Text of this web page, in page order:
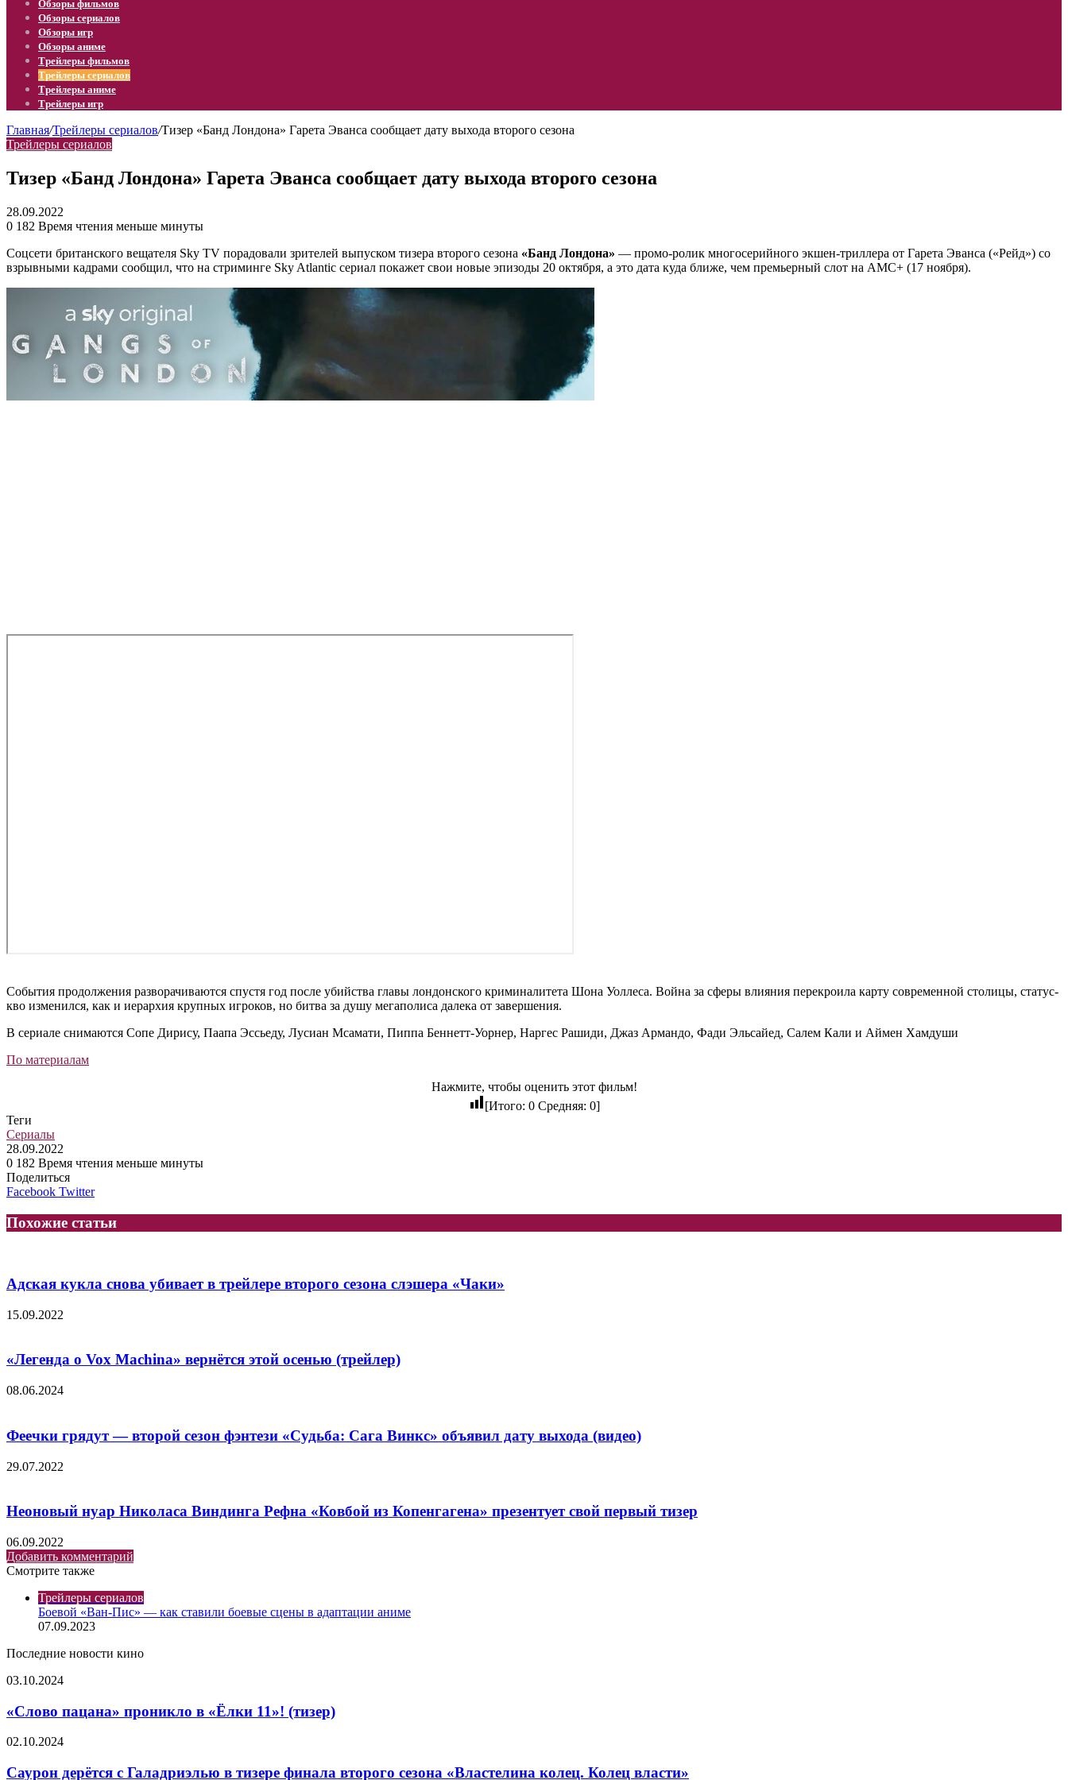
Обзоры фильмов
Обзоры сериалов
Обзоры игр
Обзоры аниме
Трейлеры фильмов
Трейлеры сериалов
Трейлеры аниме
Трейлеры игр
Главная/Трейлеры сериалов/Тизер «Банд Лондона» Гарета Эванса сообщает дату выхода второго сезона
Трейлеры сериалов
Тизер «Банд Лондона» Гарета Эванса сообщает дату выхода второго сезона
28.09.2022
0 182 Время чтения меньше минуты
Соцсети британского вещателя Sky TV порадовали зрителей выпуском тизера второго сезона «Банд Лондона» — промо-ролик многосерийного экшен-триллера от Гарета Эванса («Рейд») со
взрывными кадрами сообщил, что на стриминге Sky Atlantic сериал покажет свои новые эпизоды 20 октября, а это дата куда ближе, чем премьерный слот на AMC+ (17 ноября).
События продолжения разворачиваются спустя год после убийства главы лондонского криминалитета Шона Уоллеса. Война за сферы влияния перекроила карту современной столицы, статус-
кво изменился, как и иерархия крупных игроков, но битва за душу мегаполиса далека от завершения.
В сериале снимаются Сопе Дирису, Паапа Эссьеду, Лусиан Мсамати, Пиппа Беннетт-Уорнер, Наргес Рашиди, Джаз Армандо, Фади Эльсайед, Салем Кали и Аймен Хамдуши
По материалам
Нажмите, чтобы оценить этот фильм!
[Итого: 0Средняя: 0]
Теги
Сериалы
28.09.2022
0 182 Время чтения меньше минуты
Поделиться
Facebook TwitterLinkedIn
Tumblr
Reddit
Вконтакте
Одноклассники
Skype
Messenger
Messenger
WhatsApp
Telegram
Viber
Line
Похожие статьи
Адская кукла снова убивает в трейлере второго сезона слэшера «Чаки»
15.09.2022
«Легенда о Vox Machina» вернётся этой осенью (трейлер)
08.06.2024
Феечки грядут — второй сезон фэнтези «Судьба: Сага Винкс» объявил дату выхода (видео)
29.07.2022
Неоновый нуар Николаса Виндинга Рефна «Ковбой из Копенгагена» презентует свой первый тизер
06.09.2022
Добавить комментарий
Смотрите также
Трейлеры сериалов
Боевой «Ван-Пис» — как ставили боевые сцены в адаптации аниме
07.09.2023
Последние новости кино
«Слово
проникло
в
«Ёлки
(тизер)
03.10.2024
«Слово пацана» проникло в «Ёлки 11»! (тизер)
Саурон
с
02.10.2024
Саурон дерётся с Галадриэлью в тизере финала второго сезона «Властелина колец. Колец власти»